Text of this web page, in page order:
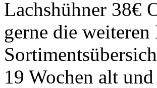
Lachshühner 38€
gerne die
19 Wochen alt